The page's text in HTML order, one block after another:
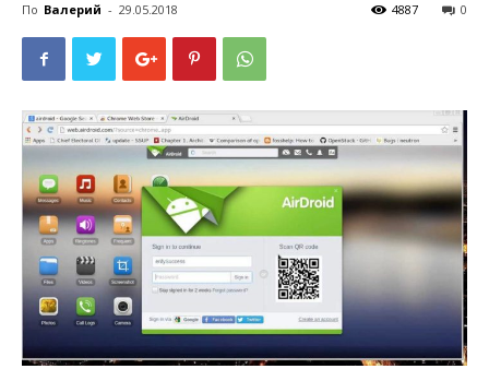
По Валерий - 29.05.2018 0
4887